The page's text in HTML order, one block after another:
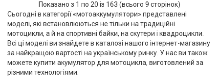
Показано з 1 по 20 із 163 (всього 9 сторінок)
Сьогодні в категорії «мотоаккумулятори» представлені
моделі, які встановлюються не тільки на традиційні
мотоцикли, а й на спортивні байки, на скутери і квадроцикли.
Всі ці моделі ви знайдете в каталозі нашого інтернет-магазину
за найкращою вартості на українському ринку. У нас ви також
можете купити акумулятор для мотоцикла, виготовлений за
різними технологіями.